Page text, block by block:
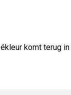
komt terug